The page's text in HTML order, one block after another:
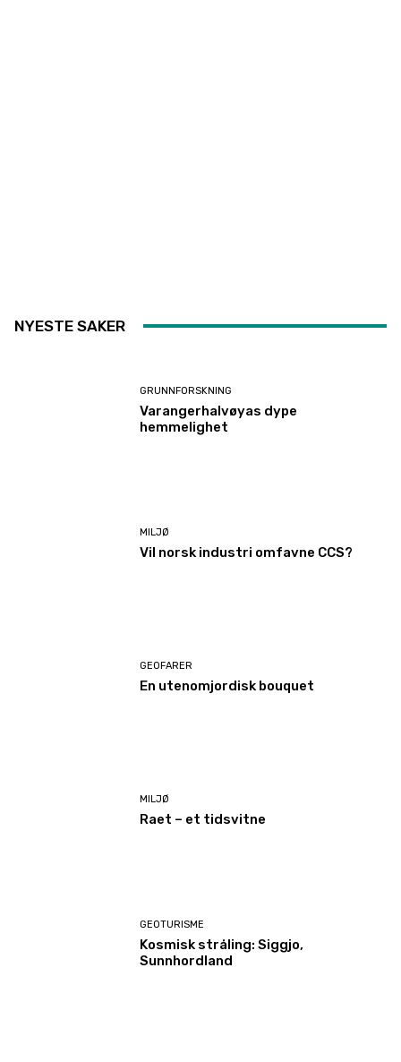
NYESTE SAKER
GRUNNFORSKNING
Varangerhalvøyas dype
hemmelighet
MILJØ
Vil norsk industri omfavne CCS?
GEOFARER
En utenomjordisk bouquet
MILJØ
Raet – et tidsvitne
GEOTURISME
Kosmisk stråling: Siggjo,
Sunnhordland